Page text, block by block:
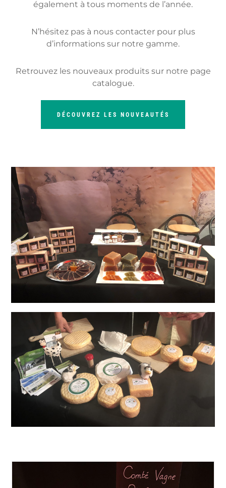
également à tous moments de l’année.
N’hésitez pas à nous contacter pour plus
d’informations sur notre gamme.
Retrouvez les nouveaux produits sur notre page
catalogue.
DÉCOUVREZ LES NOUVEAUTÉS